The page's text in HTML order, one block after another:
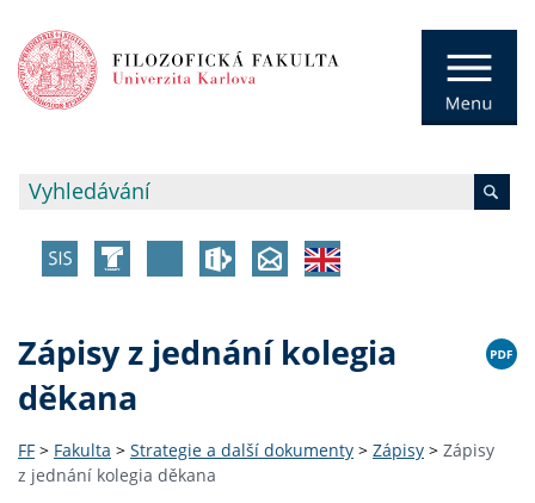
Zápisy z jednání kolegia
děkana
FF > Fakulta > Strategie a další dokumenty > Zápisy > Zápisy
z jednání kolegia děkana